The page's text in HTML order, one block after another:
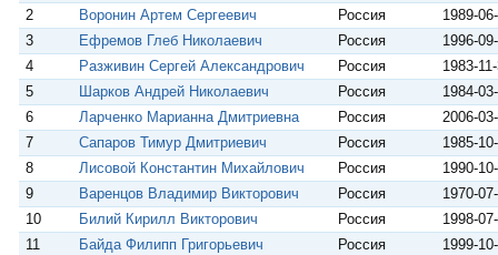
2
Воронин Артем Сергеевич Россия
1989-
3
Ефремов Глеб Николаевич Россия
1996-
4
Разживин Сергей Александрович Россия
1983-
5
Шарков Андрей Николаевич Россия
1984-
6
Ларченко Марианна Дмитриевна Россия
2006-
7
Сапаров Тимур Дмитриевич Россия
1985-
8
Лисовой Константин Михайлович Россия
1990-
9
Варенцов Владимир Викторович Россия
1970-
10
Билий Кирилл Викторович Россия
1998-
11
Байда Филипп Григорьевич Россия
1999-